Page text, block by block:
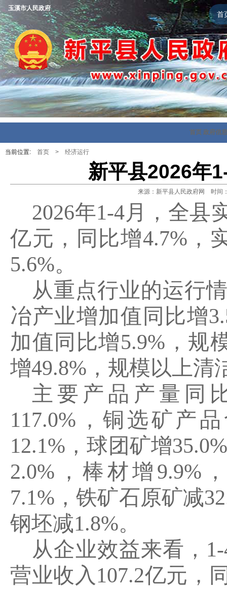
首
玉溪市人民政府
首页 政府信
当前位置: 首页 > 经济运行
新平县2026年
来源：新平县人民政府网 时间
2026年1-4月，全县
亿元，同比增4.7% ，
5.6%。
从重点行业的运行
冶产业增加值同比增
加值同比增5.9% ，规
增49.8% ，规模以上
主要产品产量同
117.0% ，铜选矿产
12.1% ，球团矿增
2.0% ，棒材增 9.9%
7.1% ，铁矿石原矿减
钢坯减1.8%。
从企业效益来看，
营业收入 107.2亿元，